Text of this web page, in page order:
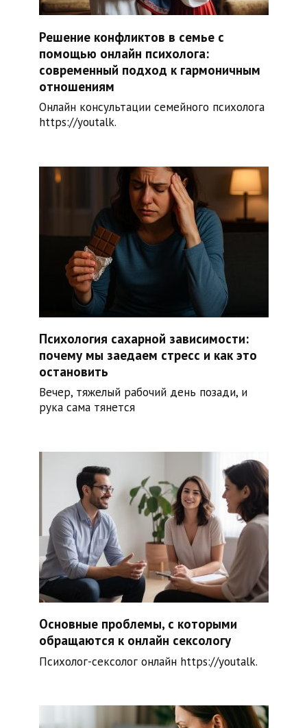
Решение конфликтов в семье с
помощью онлайн психолога:
современный подход к гармоничным
отношениям
Онлайн консультации семейного психолога
https://youtalk.
Психология сахарной зависимости:
почему мы заедаем стресс и как это
остановить
Вечер, тяжелый рабочий день позади, и
рука сама тянется
Основные проблемы, с которыми
обращаются к онлайн сексологу
Психолог-сексолог онлайн https://youtalk.